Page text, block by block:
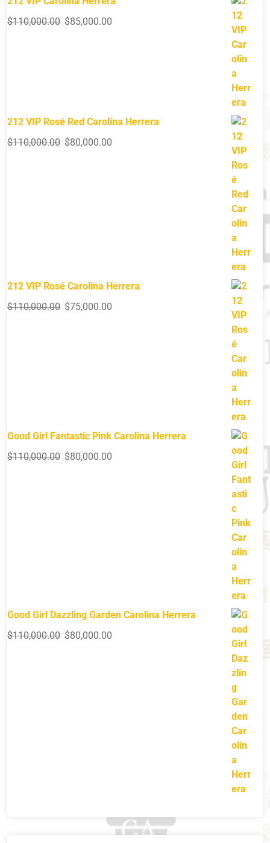
$110,000.00 $85,000.00
212 VIP Rosé Red Carolina Herrera
$110,000.00 $80,000.00
212 VIP Rosé Carolina Herrera
$110,000.00 $75,000.00
Good Girl Fantastic Pink Carolina Herrera
$110,000.00 $80,000.00
Good Girl Dazzling Garden Carolina Herrera
$110,000.00 $80,000.00